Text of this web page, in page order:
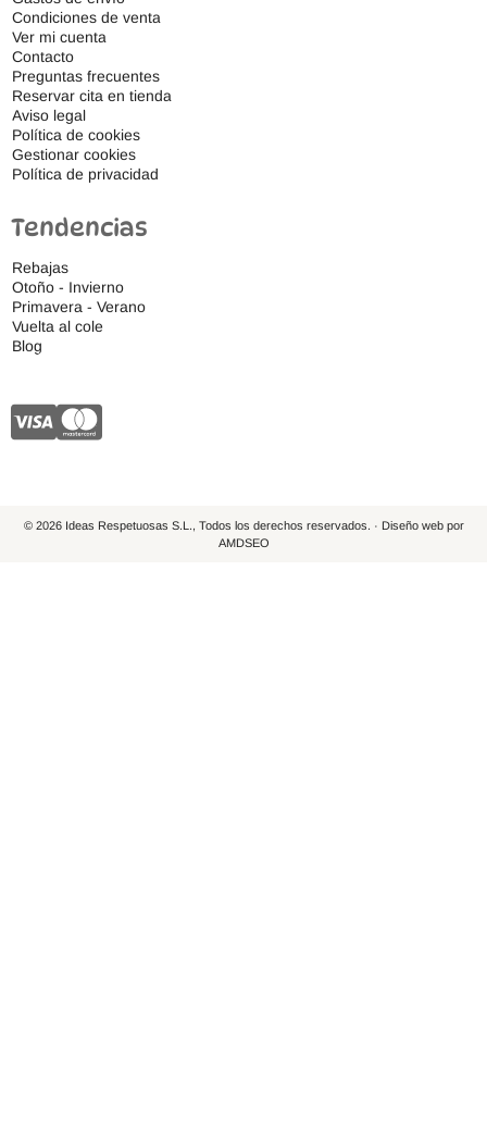
Condiciones de venta
Ver mi cuenta
Contacto
Preguntas frecuentes
Reservar cita en tienda
Aviso legal
Política de cookies
Gestionar cookies
Política de privacidad
Tendencias
Rebajas
Otoño - Invierno
Primavera - Verano
Vuelta al cole
Blog
© 2026 Ideas Respetuosas S.L., Todos los derechos reservados. · Diseño web por
AMDSEO